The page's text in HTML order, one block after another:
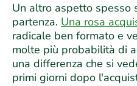
Un altro aspetto spesso
partenza. Una rosa
radicale ben formato e
molte più probabilità di
una differenza che si
primi giorni dopo